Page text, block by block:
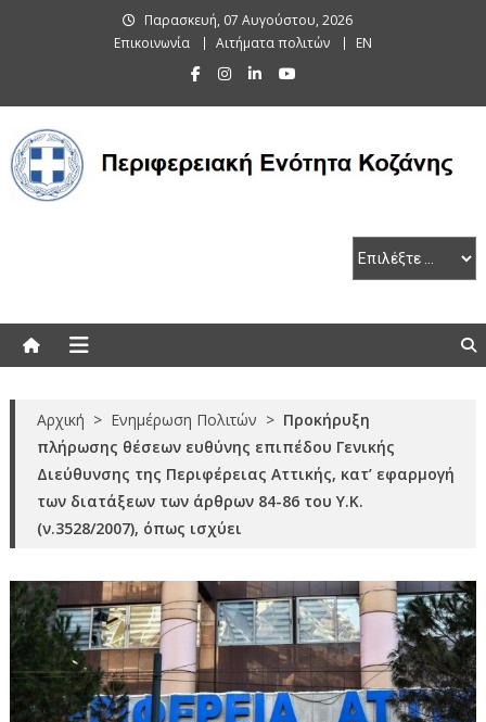
Παρασκευή, 07 Αυγούστου, 2026
Επικοινωνία
Αιτήματα πολιτών EN
Αρχική > Ενημέρωση Πολιτών > Προκήρυξη
πλήρωσης θέσεων ευθύνης επιπέδου Γενικής
Διεύθυνσης της Περιφέρειας Αττικής, κατ’ εφαρμογή
των διατάξεων των άρθρων 84-86 του Υ.Κ.
(ν.3528/2007), όπως ισχύει